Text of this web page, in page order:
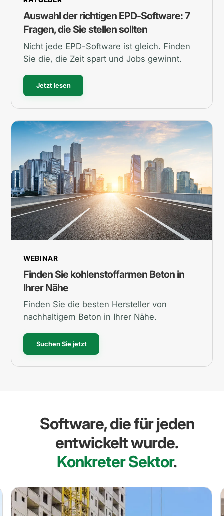
Auswahl der richtigen EPD-Software: 7
Fragen, die Sie stellen sollten
Nicht jede EPD-Software ist gleich. Finden
Sie die, die Zeit spart und Jobs gewinnt.
Jetzt lesen
WEBINAR
Finden Sie kohlenstoffarmen Beton in
Ihrer Nähe
Finden Sie die besten Hersteller von
nachhaltigem Beton in Ihrer Nähe.
Suchen Sie jetzt
Software, die für jeden
entwickelt wurde.
Konkreter Sektor.